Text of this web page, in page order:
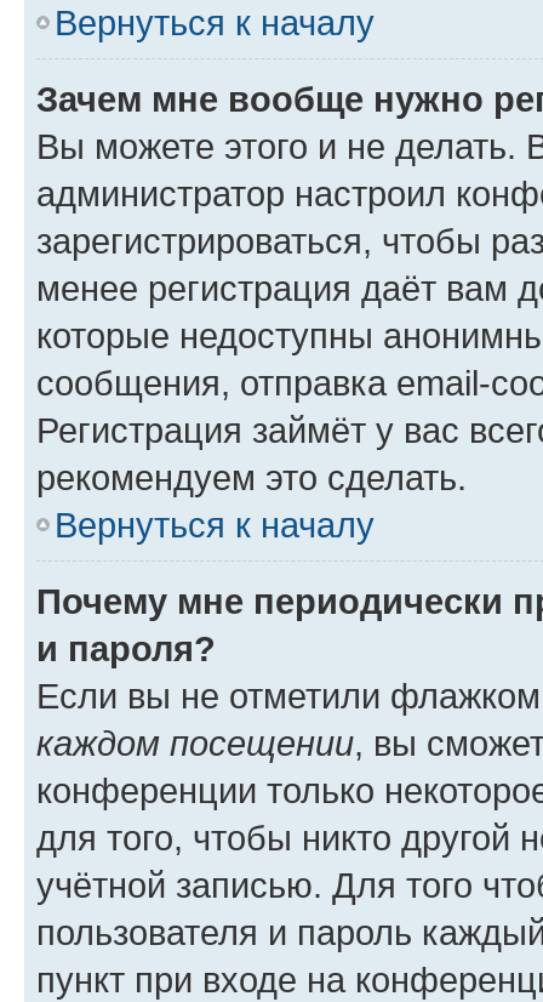
Вернуться к началу
Зачем мне вообще нужно
Вы можете этого и не делать.
администратор настроил
зарегистрироваться, чтобы
менее регистрация даёт вам
которые недоступны
сообщения, отправка email-
Регистрация займёт у вас
рекомендуем это сделать.
Вернуться к началу
Почему мне периодически
и пароля?
Если вы не отметили
каждом посещении, вы
конференции только
для того, чтобы никто другой
учётной записью. Для того
пользователя и пароль
пункт при входе на